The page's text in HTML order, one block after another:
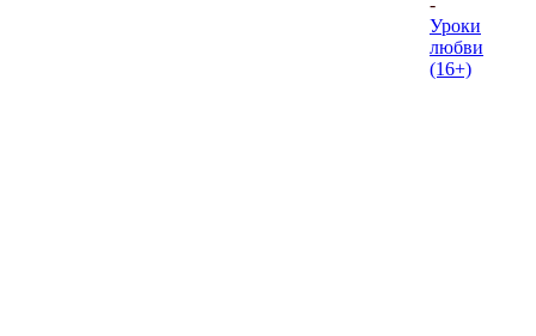
Уроки
любви
(16+)